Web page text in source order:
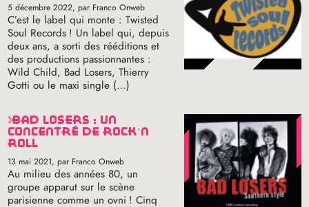
5 décembre 2022, par Franco Onweb
C’est le label qui monte : Twisted
Soul Records ! Un label qui, depuis
deux ans, a sorti des rééditions et
des productions passionnantes :
Wild Child, Bad Losers, Thierry
Gotti ou le maxi single (…)
bad losers : un
concentré de rock’n
roll
13 mai 2021, par Franco Onweb
Au milieu des années 80, un
groupe apparut sur le scène
parisienne comme un ovni ! Cinq